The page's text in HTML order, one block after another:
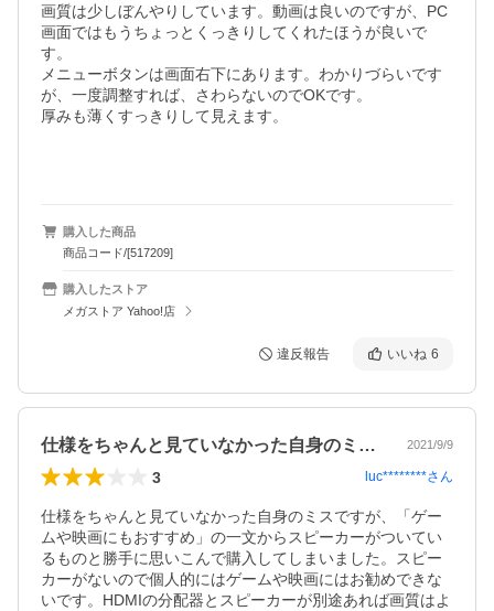
画質は少しぼんやりしています。動画は良いのですが、PC
画面ではもうちょっとくっきりしてくれたほうが良いで
す。
メニューボタンは画面右下にあります。わかりづらいです
が、一度調整すれば、さわらないのでOKです。
厚みも薄くすっきりして見えます。
購入した商品
商品コード/[517209]
購入したストア
メガストア Yahoo!店
違反報告 いいね 6
仕様をちゃんと見ていなかった自身のミス… 2021/9/9
3 luc********さん
仕様をちゃんと見ていなかった自身のミスですが、「ゲー
ムや映画にもおすすめ」の一文からスピーカーがついてい
るものと勝手に思いこんで購入してしまいました。スピー
カーがないので個人的にはゲームや映画にはお勧めできな
いです。HDMIの分配器とスピーカーが別途あれば画質はよ